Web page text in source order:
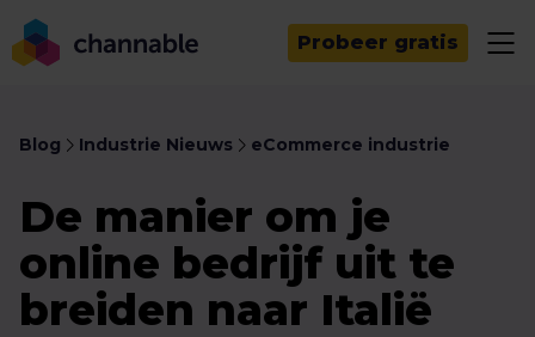
Probeer gratis
Blog Industrie Nieuws eCommerce industrie
De manier om je
online bedrijf uit te
breiden naar Italië